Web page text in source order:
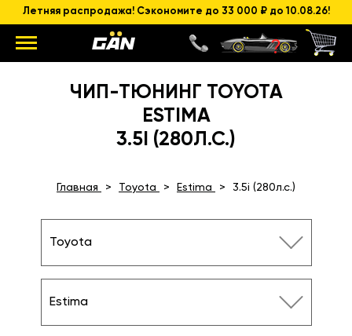
Летняя распродажа! Сэкономите до 33 000 ₽ до 10.08.26!
ЧИП-ТЮНИНГ TOYOTA
ESTIMA
3.5I (280Л.С.)
Главная Toyota Estima 3.5i (280л.с.)
Toyota
Estima